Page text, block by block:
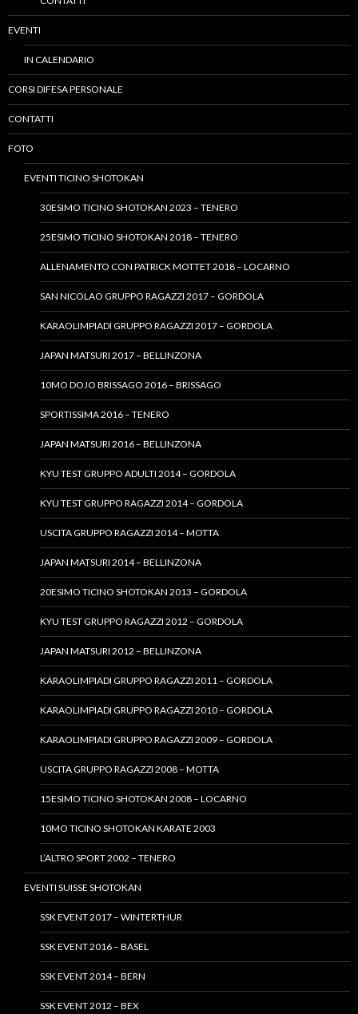
EVENTI
IN CALENDARIO
CORSI DIFESA PERSONALE
CONTATTI
FOTO
EVENTI TICINO SHOTOKAN
30ESIMO TICINO SHOTOKAN 2023 – TENERO
25ESIMO TICINO SHOTOKAN 2018 – TENERO
ALLENAMENTO CON PATRICK MOTTET 2018 – LOCARNO
SAN NICOLAO GRUPPO RAGAZZI 2017 – GORDOLA
KARAOLIMPIADI GRUPPO RAGAZZI 2017 – GORDOLA
JAPAN MATSURI 2017 – BELLINZONA
10MO DOJO BRISSAGO 2016 – BRISSAGO
SPORTISSIMA 2016 – TENERO
JAPAN MATSURI 2016 – BELLINZONA
KYU TEST GRUPPO ADULTI 2014 – GORDOLA
KYU TEST GRUPPO RAGAZZI 2014 – GORDOLA
USCITA GRUPPO RAGAZZI 2014 – MOTTA
JAPAN MATSURI 2014 – BELLINZONA
20ESIMO TICINO SHOTOKAN 2013 – GORDOLA
KYU TEST GRUPPO RAGAZZI 2012 – GORDOLA
JAPAN MATSURI 2012 – BELLINZONA
KARAOLIMPIADI GRUPPO RAGAZZI 2011 – GORDOLA
KARAOLIMPIADI GRUPPO RAGAZZI 2010 – GORDOLA
KARAOLIMPIADI GRUPPO RAGAZZI 2009 – GORDOLA
USCITA GRUPPO RAGAZZI 2008 – MOTTA
15ESIMO TICINO SHOTOKAN 2008 – LOCARNO
10MO TICINO SHOTOKAN KARATE 2003
L’ALTRO SPORT 2002 – TENERO
EVENTI SUISSE SHOTOKAN
SSK EVENT 2017 – WINTERTHUR
SSK EVENT 2016 – BASEL
SSK EVENT 2014 – BERN
SSK EVENT 2012 – BEX